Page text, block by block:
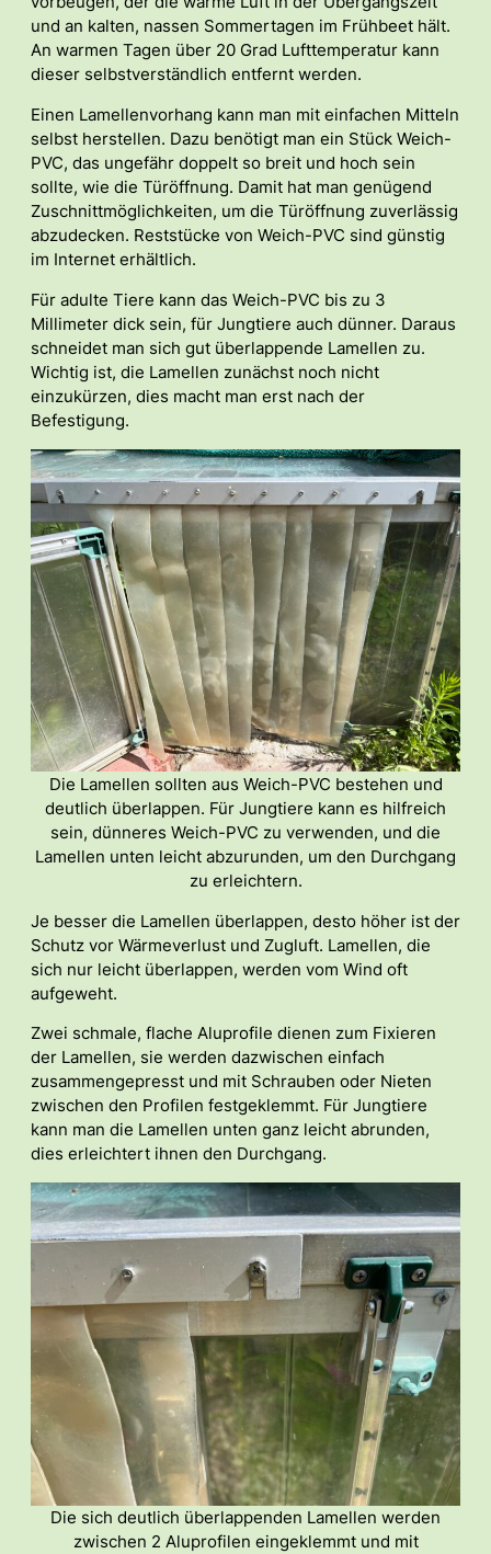
und an kalten, nassen Sommertagen im Frühbeet hält.
An warmen Tagen über 20 Grad Lufttemperatur kann
dieser selbstverständlich entfernt werden.
Einen Lamellenvorhang kann man mit einfachen Mitteln
selbst herstellen. Dazu benötigt man ein Stück Weich-
PVC, das ungefähr doppelt so breit und hoch sein
sollte, wie die Türöffnung. Damit hat man genügend
Zuschnittmöglichkeiten, um die Türöffnung zuverlässig
abzudecken. Reststücke von Weich-PVC sind günstig
im Internet erhältlich.
Für adulte Tiere kann das Weich-PVC bis zu 3
Millimeter dick sein, für Jungtiere auch dünner. Daraus
schneidet man sich gut überlappende Lamellen zu.
Wichtig ist, die Lamellen zunächst noch nicht
einzukürzen, dies macht man erst nach der
Befestigung.
Die Lamellen sollten aus Weich-PVC bestehen und
deutlich überlappen. Für Jungtiere kann es hilfreich
sein, dünneres Weich-PVC zu verwenden, und die
Lamellen unten leicht abzurunden, um den Durchgang
zu erleichtern.
Je besser die Lamellen überlappen, desto höher ist der
Schutz vor Wärmeverlust und Zugluft. Lamellen, die
sich nur leicht überlappen, werden vom Wind oft
aufgeweht.
Zwei schmale, flache Aluprofile dienen zum Fixieren
der Lamellen, sie werden dazwischen einfach
zusammengepresst und mit Schrauben oder Nieten
zwischen den Profilen festgeklemmt. Für Jungtiere
kann man die Lamellen unten ganz leicht abrunden,
dies erleichtert ihnen den Durchgang.
Die sich deutlich überlappenden Lamellen werden
zwischen 2 Aluprofilen eingeklemmt und mit